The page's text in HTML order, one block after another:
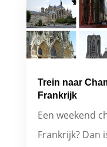
Trein naar
Frankrijk
Een weekend
Frankrijk? Dan